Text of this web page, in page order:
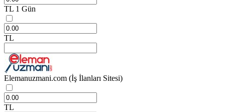
TL 1 Gün
TL
Elemanuzmani.com (İş İlanları Sitesi)
TL